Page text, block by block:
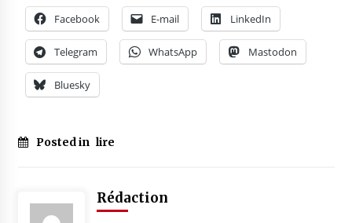
Facebook E-mail LinkedIn
Telegram WhatsApp Mastodon
Bluesky
Posted in lire
Rédaction